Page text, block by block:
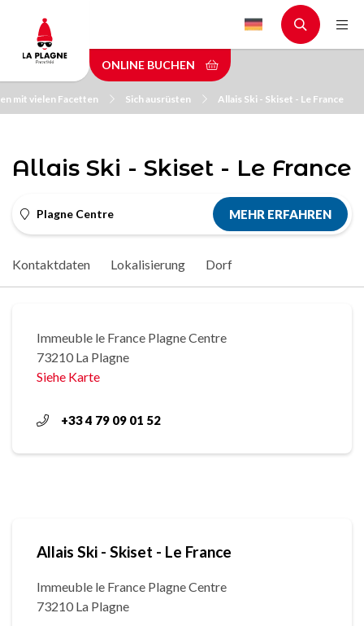
main
content
ONLINE BUCHEN
mit vielen Facetten Sich ausrüsten Allais Ski - Skiset - Le France
Allais Ski - Skiset - Le France
Plagne Centre MEHR ERFAHREN
Kontaktdaten Lokalisierung Dorf
Immeuble le France Plagne Centre
73210 La Plagne
Siehe Karte
+33 4 79 09 01 52
Allais Ski - Skiset - Le France
Immeuble le France Plagne Centre
73210 La Plagne